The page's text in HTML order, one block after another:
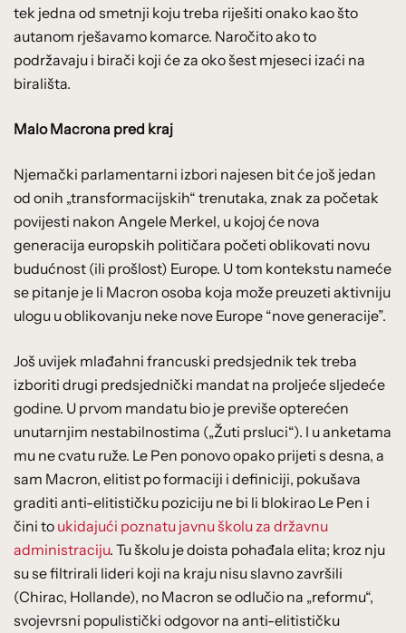
tek jedna od smetnji koju treba riješiti onako kao što
autanom rješavamo komarce. Naročito ako to
podržavaju i birači koji će za oko šest mjeseci izaći na
birališta.
Malo Macrona pred kraj
Njemački parlamentarni izbori najesen bit će još jedan
od onih „transformacijskih“ trenutaka, znak za početak
povijesti nakon Angele Merkel, u kojoj će nova
generacija europskih političara početi oblikovati novu
budućnost (ili prošlost) Europe. U tom kontekstu nameće
se pitanje je li Macron osoba koja može preuzeti aktivniju
ulogu u oblikovanju neke nove Europe “nove generacije”.
Još uvijek mlađahni francuski predsjednik tek treba
izboriti drugi predsjednički mandat na proljeće sljedeće
godine. U prvom mandatu bio je previše opterećen
unutarnjim nestabilnostima („Žuti prsluci“). I u anketama
mu ne cvatu ruže. Le Pen ponovo opako prijeti s desna, a
sam Macron, elitist po formaciji i definiciji, pokušava
graditi anti-elitističku poziciju ne bi li blokirao Le Pen i
čini to ukidajući poznatu javnu školu za državnu
administraciju. Tu školu je doista pohađala elita; kroz nju
su se filtrirali lideri koji na kraju nisu slavno završili
(Chirac, Hollande), no Macron se odlučio na „reformu“,
svojevrsni populistički odgovor na anti-elitističku